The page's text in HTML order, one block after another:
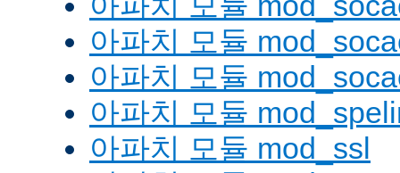
아파치 모듈
아파치 모듈
아파치 모듈
아파치 모듈 mod_ssl